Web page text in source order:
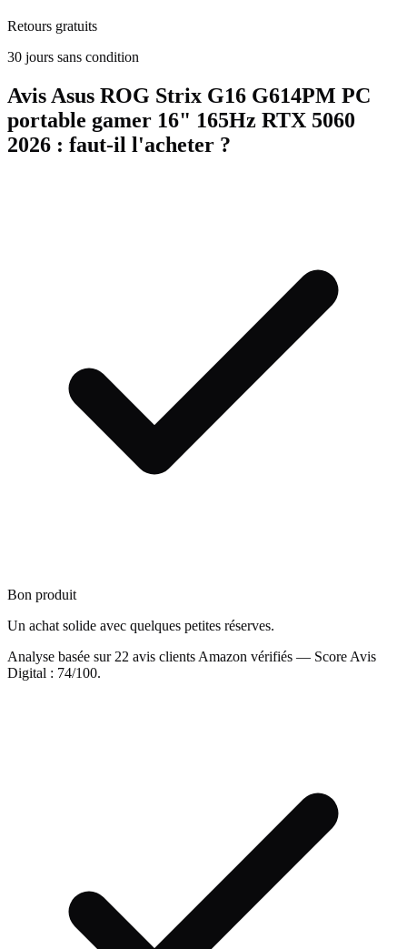
Retours gratuits
30 jours sans condition
AvisAsus ROG Strix G16 G614PM PC
portable gamer 16" 165Hz RTX 5060
2026 : faut-il l'acheter ?
Bon produit
Un achat solide avec quelques petites réserves.
Analyse basée sur 22 avis clients Amazon vérifiés — Score Avis
Digital : 74/100.